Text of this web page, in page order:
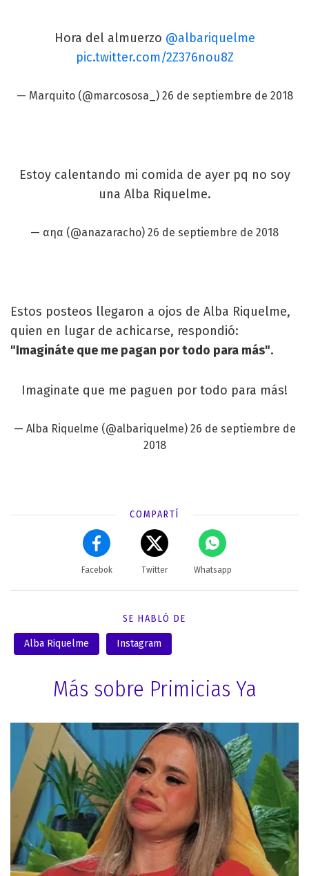
Hora del almuerzo @albariquelme
pic.twitter.com/2Z376nou8Z
— Marquito (@marcososa_) 26 de septiembre de 2018
Estoy calentando mi comida de ayer pq no soy
una Alba Riquelme.
— αηα (@anazaracho) 26 de septiembre de 2018
Estos posteos llegaron a ojos de Alba Riquelme,
quien en lugar de achicarse, respondió:
"Imagináte que me pagan por todo para más".
Imaginate que me paguen por todo para más!
— Alba Riquelme (@albariquelme) 26 de septiembre de
2018
COMPARTÍ
Facebok Twitter Whatsapp
SE HABLÓ DE
Alba Riquelme Instagram
Más sobre Primicias Ya